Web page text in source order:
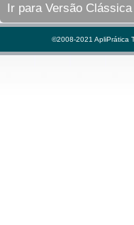
Ir para Versão Clássica
©2008-2021 ApliPrática